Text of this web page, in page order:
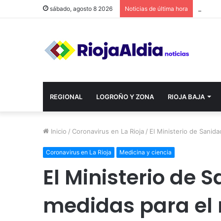
sábado, agosto 8 2026 Noticias de última hora
REGIONAL LOGROÑO Y ZONA RIOJA BAJA
Inicio / Coronavirus en La Rioja / El Ministerio de
Coronavirus en La Rioja Medicina y ciencia
El Ministerio de
medidas para el